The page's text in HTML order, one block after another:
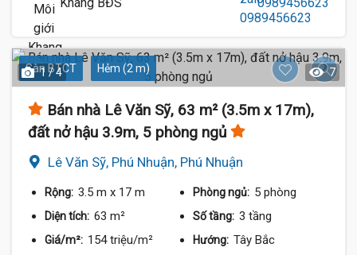
Sàn BTCT Hẻm (2 m)
1 / 4 7
Bán nhà Lê Văn Sỹ, 63 m² (3.5m x 17m),
đất nở hậu 3.9m, 5 phòng ngủ
Lê Văn Sỹ, Phú Nhuận, Phú Nhuận
Rộng: 3.5 m x 17 m Phòng ngủ: 5 phòng
Diện tích: 63 m² Số tầng: 3 tầng
Giá/m²: 154 triệu/m² Hướng: Tây Bắc